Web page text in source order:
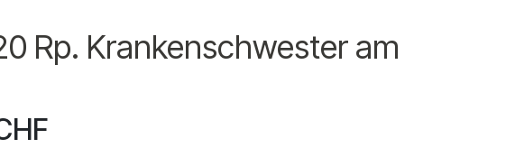
Rp. Krankenschwester am